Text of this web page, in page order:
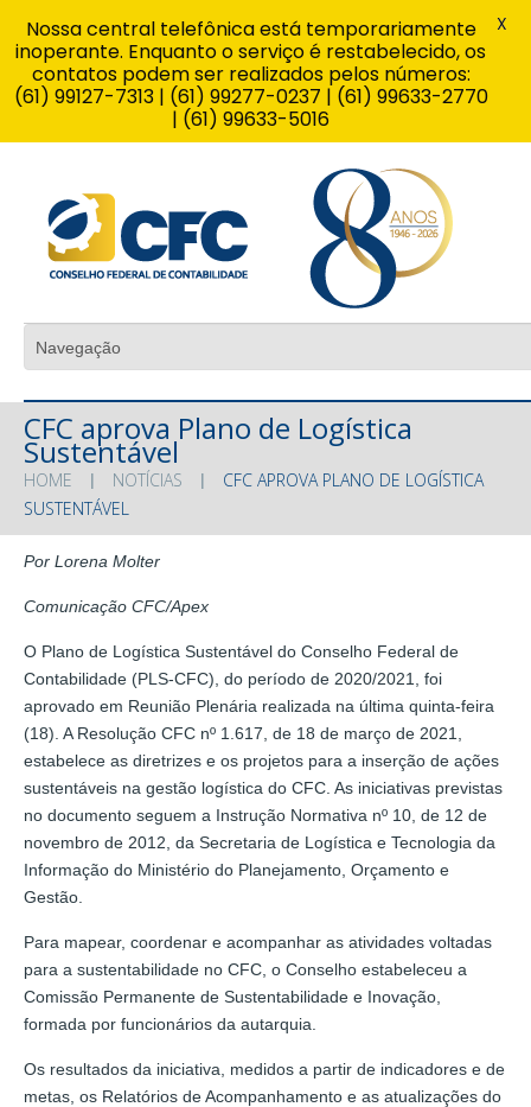
CFC aprova Plano de Logística
Sustentável
HOME NOTÍCIAS
CFC APROVA PLANO DE LOGÍSTICA
SUSTENTÁVEL
Por Lorena Molter
Comunicação CFC/Apex
O Plano de Logística Sustentável do Conselho Federal de
Contabilidade (PLS-CFC), do período de 2020/2021, foi
aprovado em Reunião Plenária realizada na última quinta-feira
(18). A Resolução CFC nº 1.617, de 18 de março de 2021,
estabelece as diretrizes e os projetos para a inserção de ações
sustentáveis na gestão logística do CFC. As iniciativas previstas
no documento seguem a Instrução Normativa nº 10, de 12 de
novembro de 2012, da Secretaria de Logística e Tecnologia da
Informação do Ministério do Planejamento, Orçamento e
Gestão.
Para mapear, coordenar e acompanhar as atividades voltadas
para a sustentabilidade no CFC, o Conselho estabeleceu a
Comissão Permanente de Sustentabilidade e Inovação,
formada por funcionários da autarquia.
Os resultados da iniciativa, medidos a partir de indicadores e de
metas, os Relatórios de Acompanhamento e as atualizações do
Nossa central telefônica está temporariamente
inoperante. Enquanto o serviço é restabelecido, os
contatos podem ser realizados pelos números:
(61) 99127-7313 | (61) 99277-0237 | (61) 99633-2770
| (61) 99633-5016
X